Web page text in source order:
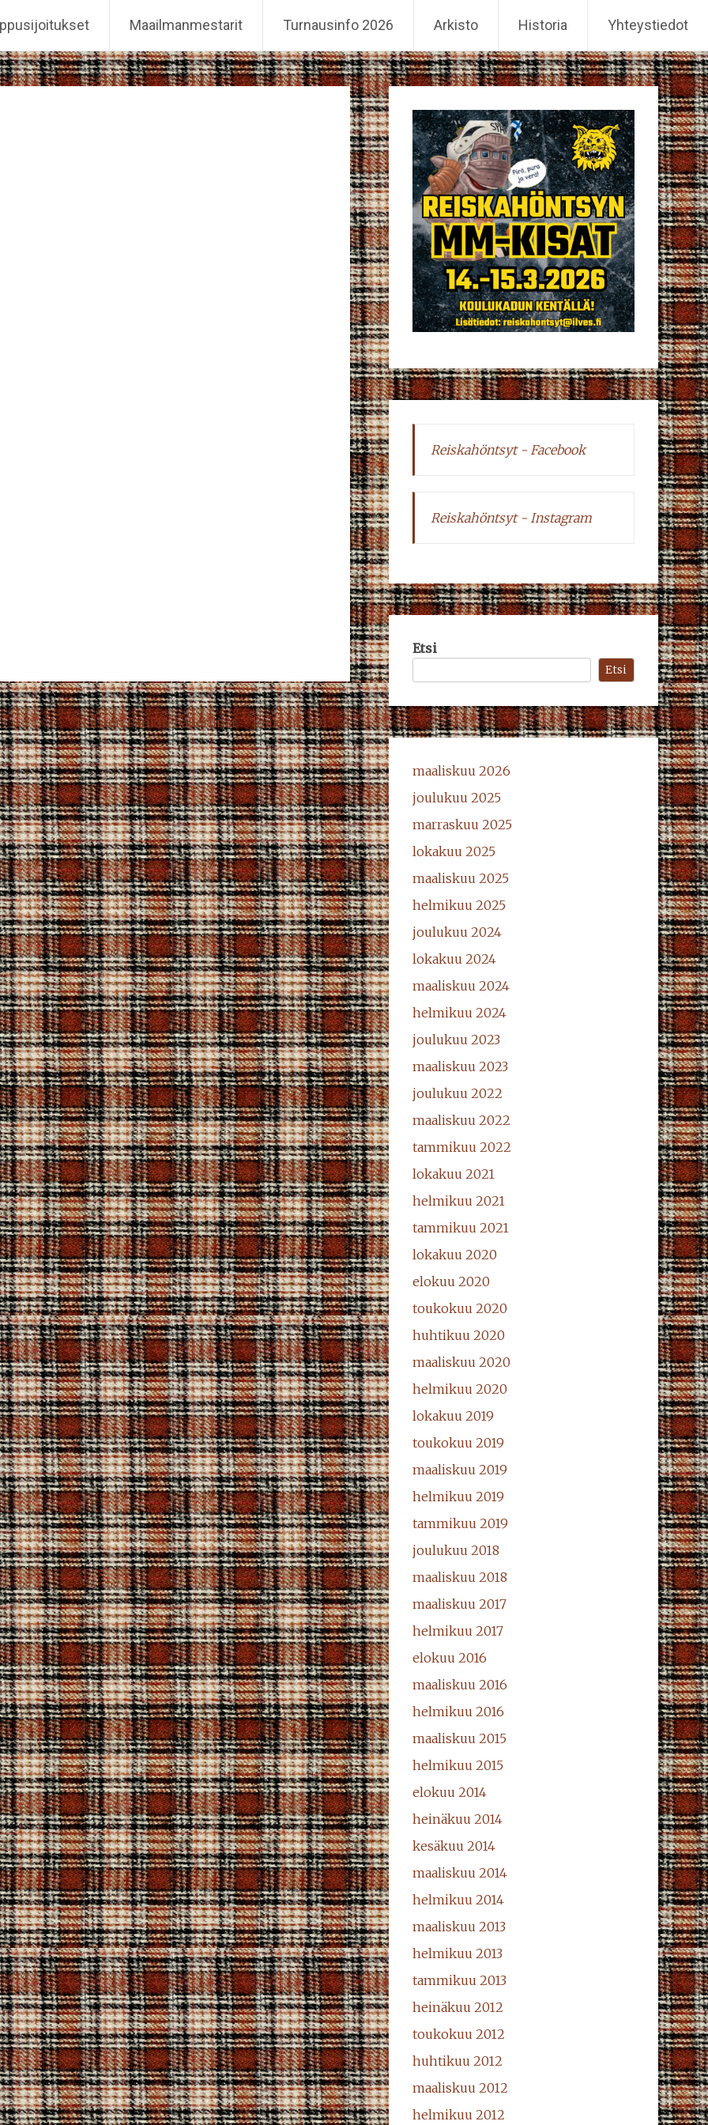
Maailmanmestarit Turnausinfo 2026 Arkisto Historia Yhteystiedot
Naisten Pankin balleriinat – joukkue 2015→
Reiskahöntsyt - Facebook
Reiskahöntsyt - Instagram
Etsi
Etsi
maaliskuu 2026
joulukuu 2025
marraskuu 2025
lokakuu 2025
maaliskuu 2025
helmikuu 2025
joulukuu 2024
lokakuu 2024
maaliskuu 2024
helmikuu 2024
joulukuu 2023
maaliskuu 2023
joulukuu 2022
maaliskuu 2022
tammikuu 2022
lokakuu 2021
helmikuu 2021
tammikuu 2021
lokakuu 2020
elokuu 2020
toukokuu 2020
huhtikuu 2020
maaliskuu 2020
helmikuu 2020
lokakuu 2019
toukokuu 2019
maaliskuu 2019
helmikuu 2019
tammikuu 2019
joulukuu 2018
maaliskuu 2018
maaliskuu 2017
helmikuu 2017
elokuu 2016
maaliskuu 2016
helmikuu 2016
maaliskuu 2015
helmikuu 2015
elokuu 2014
heinäkuu 2014
kesäkuu 2014
maaliskuu 2014
helmikuu 2014
maaliskuu 2013
helmikuu 2013
tammikuu 2013
heinäkuu 2012
toukokuu 2012
huhtikuu 2012
maaliskuu 2012
helmikuu 2012